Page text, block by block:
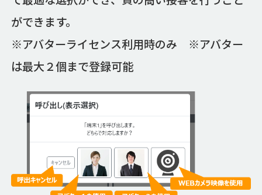
ができます。
※アバターライセンス利用時のみ ※アバター
は最大２個まで登録可能